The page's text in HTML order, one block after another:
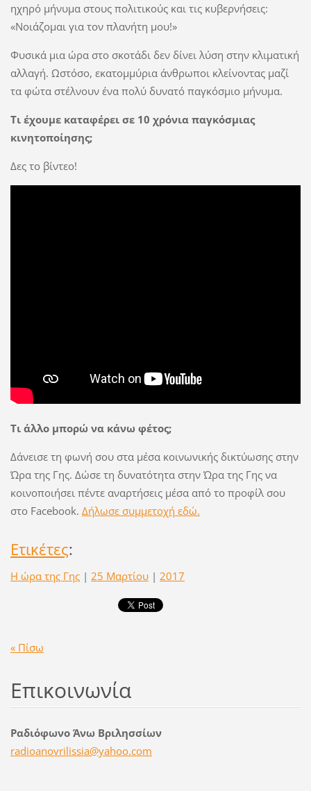
ηχηρό μήνυμα στους πολιτικούς και τις κυβερνήσεις:
«Νοιάζομαι για τον πλανήτη μου!»
Φυσικά μια ώρα στο σκοτάδι δεν δίνει λύση στην κλιματική
αλλαγή. Ωστόσο, εκατομμύρια άνθρωποι κλείνοντας μαζί
τα φώτα στέλνουν ένα πολύ δυνατό παγκόσμιο μήνυμα.
Tι έχουμε καταφέρει σε 10 χρόνια παγκόσμιας
κινητοποίησης;
Δες το βίντεο!
Τι άλλο μπορώ να κάνω φέτος;
Δάνεισε τη φωνή σου στα μέσα κοινωνικής δικτύωσης στην
Ώρα της Γης. Δώσε τη δυνατότητα στην Ώρα της Γης να
κοινοποιήσει πέντε αναρτήσεις μέσα από το προφίλ σου
στο Facebook. Δήλωσε συμμετοχή εδώ.
Ετικέτες:
Η ώρα της Γης | 25 Μαρτίου | 2017
« Πίσω
Επικοινωνία
Ραδιόφωνο Άνω Βριλησσίων
radioanovrilissia@yahoo.com